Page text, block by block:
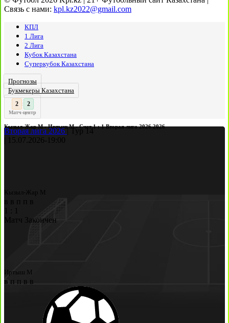
Связь с нами: kpl.kz2022@gmail.com
КПЛ
1 Лига
2 Лига
Кубок Казахстана
Суперкубок Казахстана
Прогнозы
Букмекеры Казахстана
3 : 2
Матч-центр
Кызыл-Жар М - Иртыш М - Счет 1 : 1 Вторая лига 2026 2026
Вторая лига 2026 Тур 14
15.07.2026- 19:00
Кызыл-Жар М
в в п п
в
1
1
Матч Закончен
Иртыш М
в п п в в